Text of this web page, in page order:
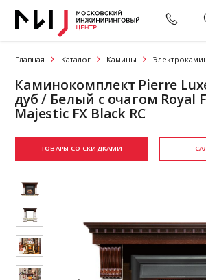
Главная Каталог Камины
Каминокомплект Pierre
дуб / Белый с очагом Royal
Majestic FX Black RC
ТОВАРЫ СО СКИДКАМИ